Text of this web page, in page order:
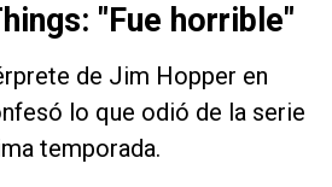
"Fue horrible"
de Jim Hopper en
lo que odió de la serie
temporada.